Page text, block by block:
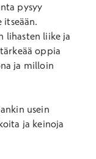
pysyy
itseään.
lihasten liike ja
oppia
ja milloin
usein
ja keinoja